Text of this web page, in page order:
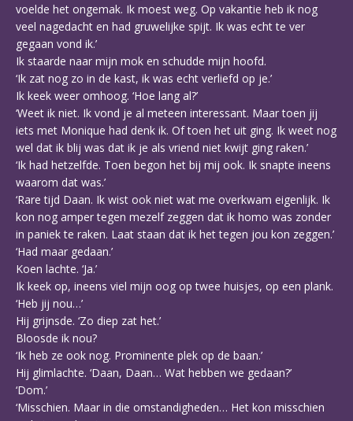
voelde het ongemak. Ik moest weg. Op vakantie heb ik nog
veel nagedacht en had gruwelijke spijt. Ik was echt te ver
gegaan vond ik.’
Ik staarde naar mijn mok en schudde mijn hoofd.
‘Ik zat nog zo in de kast, ik was echt verliefd op je.’
Ik keek weer omhoog. ‘Hoe lang al?’
‘Weet ik niet. Ik vond je al meteen interessant. Maar toen jij
iets met Monique had denk ik. Of toen het uit ging. Ik weet nog
wel dat ik blij was dat ik je als vriend niet kwijt ging raken.’
‘Ik had hetzelfde. Toen begon het bij mij ook. Ik snapte ineens
waarom dat was.’
‘Rare tijd Daan. Ik wist ook niet wat me overkwam eigenlijk. Ik
kon nog amper tegen mezelf zeggen dat ik homo was zonder
in paniek te raken. Laat staan dat ik het tegen jou kon zeggen.’
‘Had maar gedaan.’
Koen lachte. ‘Ja.’
Ik keek op, ineens viel mijn oog op twee huisjes, op een plank.
‘Heb jij nou…’
Hij grijnsde. ‘Zo diep zat het.’
Bloosde ik nou?
‘Ik heb ze ook nog. Prominente plek op de baan.’
Hij glimlachte. ‘Daan, Daan… Wat hebben we gedaan?’
‘Dom.’
‘Misschien. Maar in die omstandigheden… Het kon misschien